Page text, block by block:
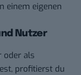
einem eigenen
Nutzer
oder als
profitierst du